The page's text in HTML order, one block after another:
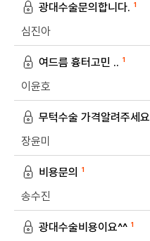
광대수술문의합니다. 1
심진아
여드름 흉터고민 .. 1
이윤호
무턱수술 가격알려주세요
장윤미
비용문의 1
송수진
광대수술비용이요^^ 1